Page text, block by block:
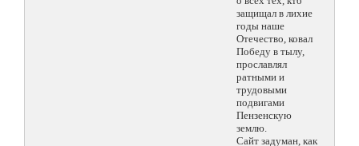
защищал в лихие
годы наше
Отечество, ковал
Победу в тылу,
прославлял
ратными и
трудовыми
подвигами
Пензенскую
землю.
Сайт задуман, как